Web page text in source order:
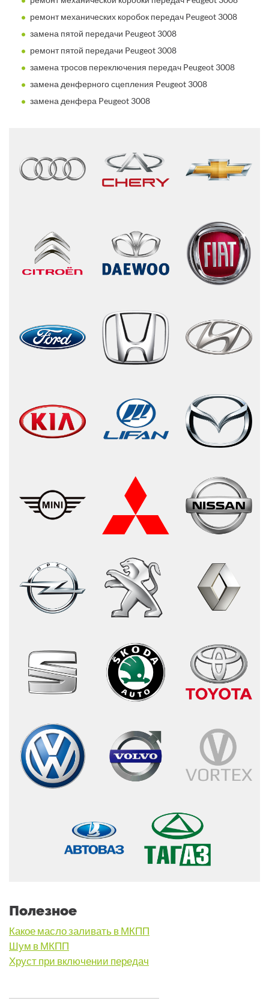
Полезное
Какое масло заливать в МКПП
Шум в МКПП
Хруст при включении передач
ремонт механических коробок передач Peugeot 3008
замена пятой передачи Peugeot 3008
ремонт пятой передачи Peugeot 3008
замена тросов переключения передач Peugeot 3008
замена денферного сцепления Peugeot 3008
замена денфера Peugeot 3008